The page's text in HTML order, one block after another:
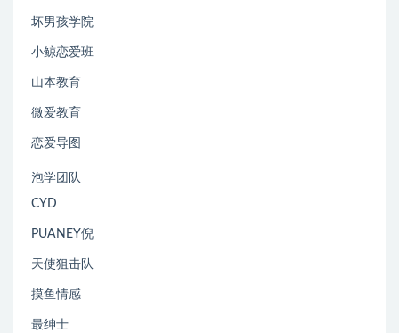
坏男孩学院
小鲸恋爱班
山本教育
微爱教育
恋爱导图
泡学团队
CYD
PUANEY倪
天使狙击队
摸鱼情感
最绅士